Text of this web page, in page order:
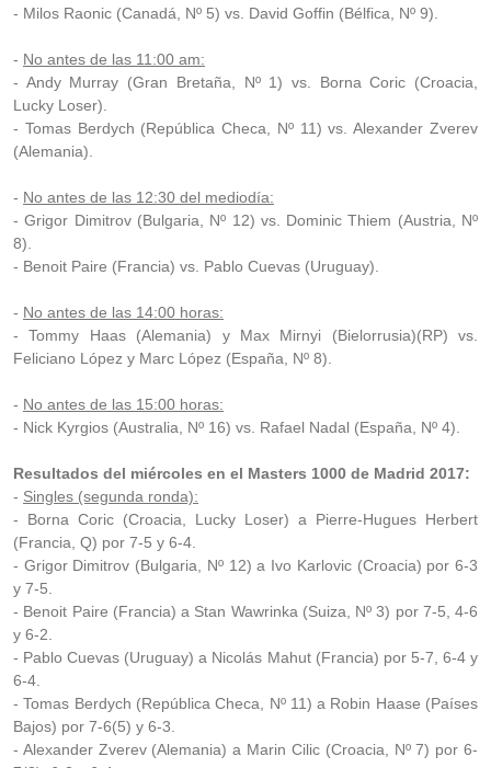
- Milos Raonic (Canadá, Nº 5) vs. David Goffin (Bélfica, Nº 9).
- No antes de las 11:00 am:
- Andy Murray (Gran Bretaña, Nº 1) vs. Borna Coric (Croacia,
Lucky Loser).
- Tomas Berdych (República Checa, Nº 11) vs. Alexander Zverev
(Alemania).
- No antes de las 12:30 del mediodía:
- Grigor Dimitrov (Bulgaria, Nº 12) vs. Dominic Thiem (Austria, Nº
8).
- Benoit Paire (Francia) vs. Pablo Cuevas (Uruguay).
- No antes de las 14:00 horas:
- Tommy Haas (Alemania) y Max Mirnyi (Bielorrusia)(RP) vs.
Feliciano López y Marc López (España, Nº 8).
- No antes de las 15:00 horas:
- Nick Kyrgios (Australia, Nº 16) vs. Rafael Nadal (España, Nº 4).
Resultados del miércoles en el Masters 1000 de Madrid 2017:
- Singles (segunda ronda):
- Borna Coric (Croacia, Lucky Loser) a Pierre-Hugues Herbert
(Francia, Q) por 7-5 y 6-4.
- Grigor Dimitrov (Bulgaria, Nº 12) a Ivo Karlovic (Croacia) por 6-3
y 7-5.
- Benoit Paire (Francia) a Stan Wawrinka (Suiza, Nº 3) por 7-5, 4-6
y 6-2.
- Pablo Cuevas (Uruguay) a Nicolás Mahut (Francia) por 5-7, 6-4 y
6-4.
- Tomas Berdych (República Checa, Nº 11) a Robin Haase (Países
Bajos) por 7-6(5) y 6-3.
- Alexander Zverev (Alemania) a Marin Cilic (Croacia, Nº 7) por 6-